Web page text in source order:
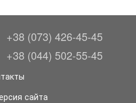
+38 (073) 426-45-45
+38 (044) 502-55-45
сайта